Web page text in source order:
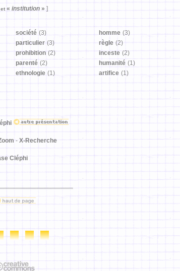
et « institution » ]
société (3) homme (3)
particulier (3) règle (2)
prohibition (2) inceste (2)
parenté (2) humanité (1)
ethnologie (1) artifice (1)
- X-Recherche
Cléphi